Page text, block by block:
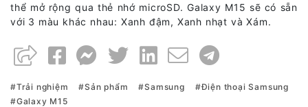
thể mở rộng qua thẻ nhớ microSD. Galaxy M15 sẽ có sẵn
với 3 màu khác nhau: Xanh đậm, Xanh nhạt và Xám.
Trải nghiệm Sản phẩm Samsung
Điện thoại Samsung
Galaxy M15